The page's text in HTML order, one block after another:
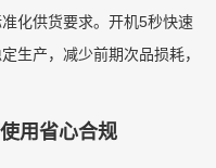
化供货要求。开机5秒快速
生产，减少前期次品损耗，
用省心合规